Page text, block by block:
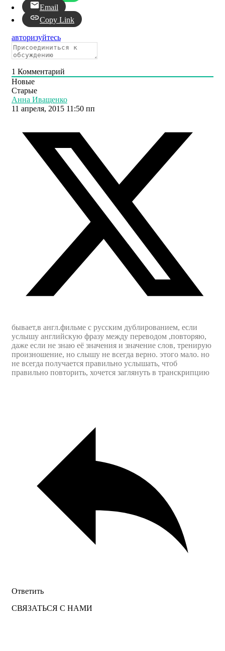
Email
Copy Link
авторизуйтесь
1 Комментарий
Новые
Старые
Анна Иващенко
11 апреля, 2015 11:50 пп
бывает,в англ.фильме с русским дублированием, если
услышу английскую фразу между переводом ,повторяю,
даже если не знаю её значения и значение слов, тренирую
произношение, но слышу не всегда верно. этого мало. но
не всегда получается правильно услышать, чтоб
правильно повторить, хочется заглянуть в транскрипцию
Ответить
СВЯЗАТЬСЯ С НАМИ